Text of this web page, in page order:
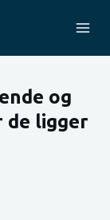
og
de ligger